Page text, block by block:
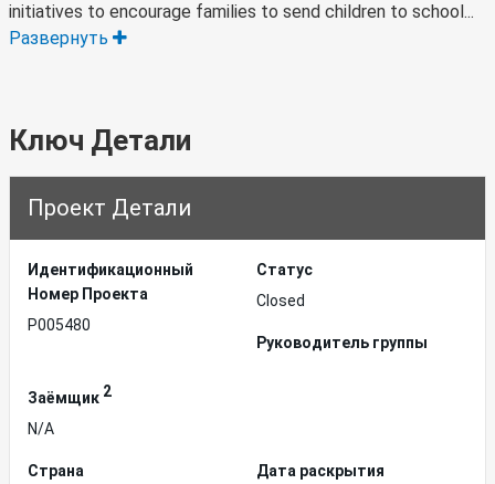
initiatives to encourage families to send children to school...
Развернуть
Ключ Детали
Проект Детали
Идентификационный
Hомер Проекта
P005480
Статус
Closed
Руководитель группы
Заёмщик 2
N/A
Страна
Дата раскрытия